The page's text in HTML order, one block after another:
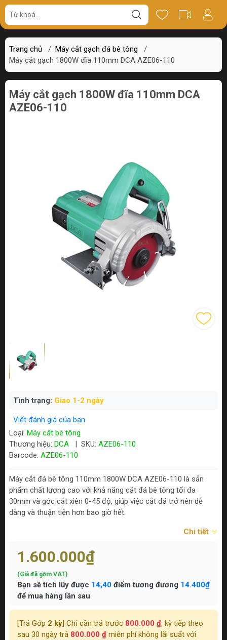
Trang chủ / Máy cắt gạch đá bê tông
/
Máy cắt gạch 1800W đĩa 110mm DCA AZE06-110
Giá bán Thông số Review
Máy cắt gạch 1800W đĩa 110mm DCA
AZE06-110
Tình trạng: Giao 1-2 ngày
Viết đánh giá của bạn
Loại: Máy cắt bê tông
Thương hiệu: DCA SKU: AZE06-110
Barcode: AZE06-110
Máy cắt đá bê tông 110mm 1800W DCA AZE06-110 là sản
phẩm chất lượng cao với khả năng cắt đá bê tông tối đa
30mm và góc cắt xiên 0-45 độ, giúp việc cắt đá trở nên dễ
dàng và thuận tiện hơn bao giờ hết.
Chi tiết
1.600.000₫
(Giá đã gồm VAT)
Bạn sẽ tích lũy được 14,40 điểm tương đương 14.400₫
để mua hàng lần sau
[Trả Góp 2 kỳ ] Chỉ cần trả trước 800.000 ₫, kỳ tiếp theo
sau 30 ngày trả 800.000 ₫ miễn phí không lãi suất với